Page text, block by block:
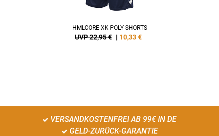
HMLCORE XK POLY SHORTS
UVP 22,95 € | 10,33€
VERSANDKOSTENFREI AB 99€ IN DE
GELD-ZURÜCK-GARANTIE